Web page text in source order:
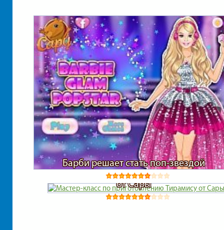
Барби решает стать поп-звездой
Мастер-класс по приготовлению
от Сары